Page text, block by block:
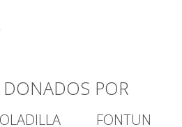
DONADOS POR
FONTUN